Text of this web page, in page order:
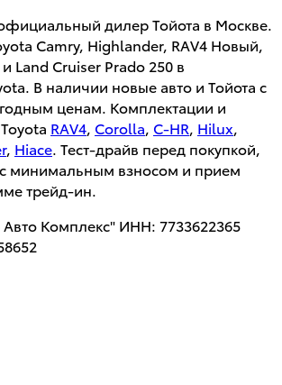
дилер Тойота в Москве.
Camry, Highlander, RAV4 Новый,
Land Cruiser Prado 250 в
В наличии новые авто и Тойота с
ценам. Комплектации и
RAV4, Corolla, C-HR, Hilux,
, Hiace. Тест-драйв перед покупкой,
с минимальным взносом и прием
трейд-ин.
Комплекс" ИНН: 7733622365